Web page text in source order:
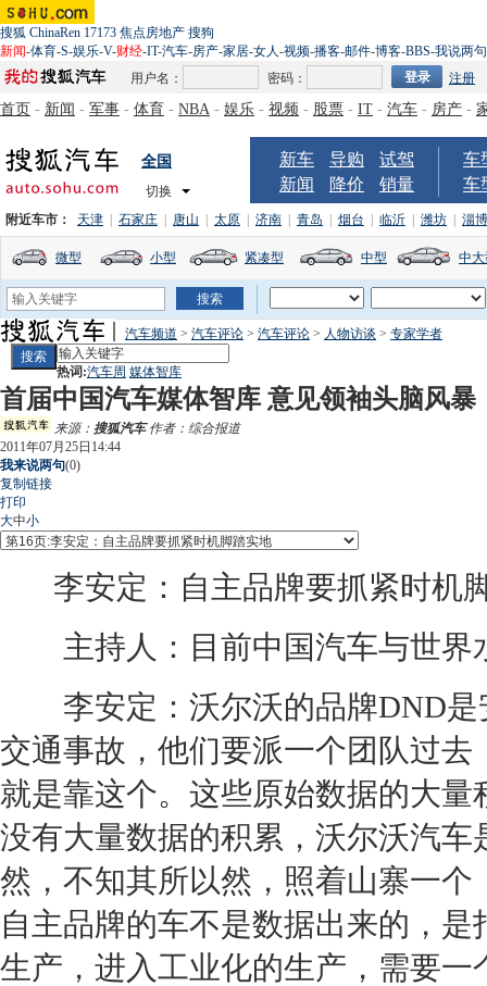
搜狐 ChinaRen 17173 焦点房地产 搜狗
新闻-体育-S-娱乐-V-财经-IT-汽车-房产-家居-女人-视频-播客-邮件-博客-BBS-我说两句
用户名：
密码： 注册
首页 - 新闻 - 军事 - 体育 - NBA - 娱乐 - 视频 - 股票 - IT - 汽车 - 房产 -
全国
切换
新车 导购
试驾
新闻
降价 销量
车
车
附近车市： 天津 石家庄 唐山 太原 济南 青岛 烟台 临沂 潍坊 淄博
微型 小型 紧凑型 中型 中
汽车频道 > 汽车评论 > 汽车评论 > 人物访谈 > 专家学者
热词:汽车周 媒体智库
首届中国汽车媒体智库 意见领袖头脑风暴
来源： 搜狐汽车作者：综合报道
2011年07月25日14:44
我来说两句(0)
复制链接
打印
大中小
李安定：自主品牌要抓紧时机
主持人：目前中国汽车与世界
李安定：沃尔沃的品牌DND是
交通事故，他们要派一个团队过
就是靠这个。这些原始数据的大
没有大量数据的积累，沃尔沃汽
然，不知其所以然，照着山寨一
自主品牌的车不是数据出来的，
生产，进入工业化的生产，需要一